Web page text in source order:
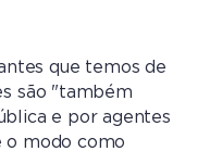
que temos de
são "também
e por agentes
o modo como